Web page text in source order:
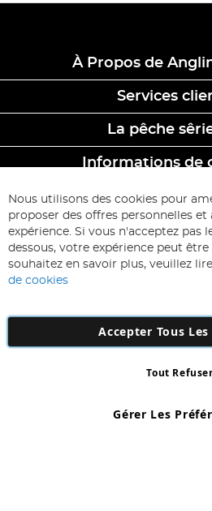
À Propos de
Services
La pêche
Informations de
ABONNEZ-VOUS &
Inscription
à
d’information
:
Inscription
Number:
Nous utilisons des cookies pour
proposer des offres personnelles
expérience. Si vous n'acceptez pas
dessous, votre expérience peut être
souhaitez en savoir plus, veuillez
de cookies
Accepter Tous
Gérer Les
Tout